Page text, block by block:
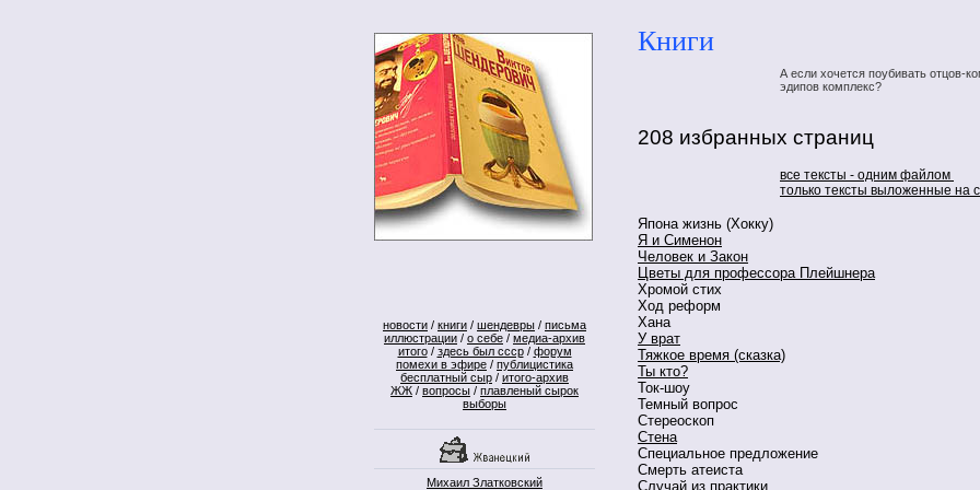
новости / книги / шендевры / письма
иллюстрации / о себе / медиа-архив
итого/ здесь был ссср/ форум
помехи в эфире / публицистика
бесплатный сыр / итого-архив
ЖЖ / вопросы / плавленый сырок
выборы
Михаил Златковский
Книги
А если хочется поубивать отцов-
эдипов комплекс?
208 избранных страниц
все тексты - одним файлом
только тексты выложенные на
Япона жизнь (Хокку)
Я и Сименон
Человек и Закон
Цветы для профессора Плейшнера
Хромой стих
Ход реформ
Хана
У врат
Тяжкое время (сказка)
Ты кто?
Ток-шоу
Темный вопрос
Стереоскоп
Стена
Специальное предложение
Смерть атеиста
Случай из практики